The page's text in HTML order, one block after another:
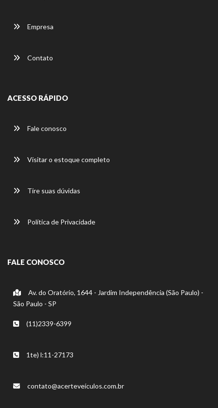
Empresa
Contato
ACESSO RÁPIDO
Fale conosco
Visitar o estoque completo
Tire suas dúvidas
Política de Privacidade
FALE CONOSCO
Av. do Oratório, 1644 - Jardim Independência (São Paulo) -
São Paulo - SP
(11)2339-6399
1te) l:11-27173
contato@acerteveículos.com.br